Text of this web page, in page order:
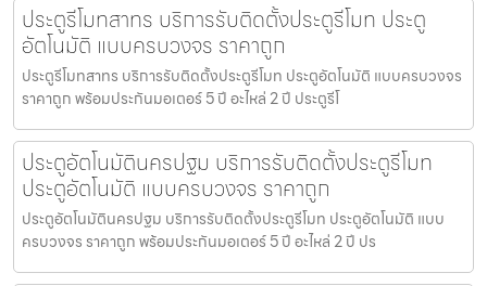
ประตูรีโมทสาทร บริการรับติดตั้งประตูรีโมท ประตู
อัตโนมัติ แบบครบวงจร ราคาถูก
ประตูรีโมทสาทร บริการรับติดตั้งประตูรีโมท ประตูอัตโนมัติ แบบครบวงจร
ราคาถูก พร้อมประกันมอเตอร์ 5 ปี อะไหล่ 2 ปี ประตูรีโ
ประตูอัตโนมัตินครปฐม บริการรับติดตั้งประตูรีโมท
ประตูอัตโนมัติ แบบครบวงจร ราคาถูก
ประตูอัตโนมัตินครปฐม บริการรับติดตั้งประตูรีโมท ประตูอัตโนมัติ แบบ
ครบวงจร ราคาถูก พร้อมประกันมอเตอร์ 5 ปี อะไหล่ 2 ปี ปร